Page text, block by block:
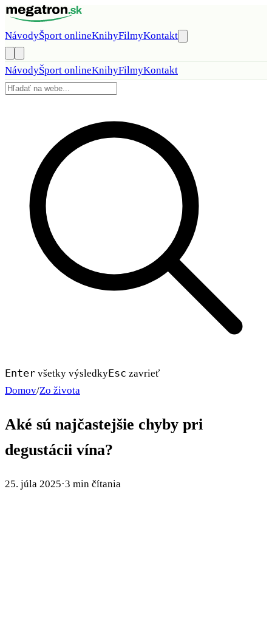
Preskočiť na obsah
NávodyŠport onlineKnihyFilmyKontakt
NávodyŠport onlineKnihyFilmyKontakt
Enter všetky výsledkyEsc zavrieť
Domov/Zo života
Aké sú najčastejšie chyby pri
degustácii vína?
25. júla 2025·3 min čítania